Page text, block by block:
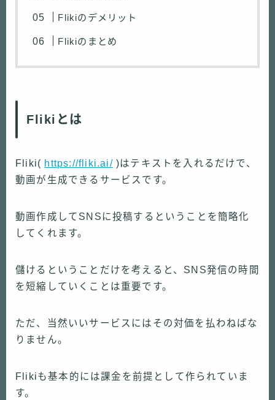
Flikiのデメリット
Flikiのまとめ
Flikiとは
Fliki( https://fliki.ai/)はテキストを入れるだけで、
動画が生成できるサービスです。
動画作成してSNSに投稿するということを簡略化
してくれます。
儲けるということだけを考えると、SNS発信の時間
を短縮していくことは重要です。
ただ、当然いいサービスにはその対価を払わねばな
りません。
Flikiも基本的には課金を前提として作られていま
す。